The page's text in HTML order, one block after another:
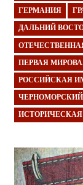
ГЕРМАНИЯ
ДАЛЬНИЙ
ПЕРВАЯ
РОССИЙСКАЯ